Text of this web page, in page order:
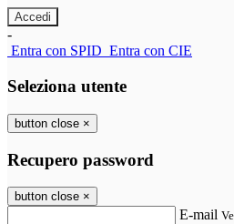
-
Entra con SPID Entra con CIE
Seleziona utente
button close ×
Recupero password
button close ×
E-mail